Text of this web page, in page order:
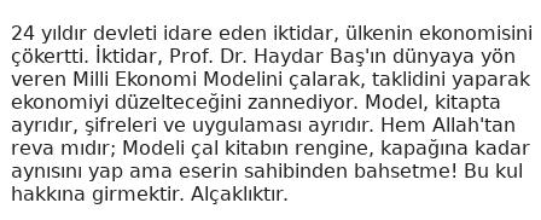
24 yıldır devleti idare eden iktidar, ülkenin ekonomisini
çökertti. İktidar, Prof. Dr. Haydar Baş'ın dünyaya yön
veren Milli Ekonomi Modelini çalarak, taklidini yaparak
ekonomiyi düzelteceğini zannediyor. Model, kitapta
ayrıdır, şifreleri ve uygulaması ayrıdır. Hem Allah'tan
reva mıdır; Modeli çal kitabın rengine, kapağına kadar
aynısını yap ama eserin sahibinden bahsetme! Bu kul
hakkına girmektir. Alçaklıktır.